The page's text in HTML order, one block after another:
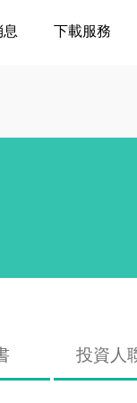
下載服務
投資人